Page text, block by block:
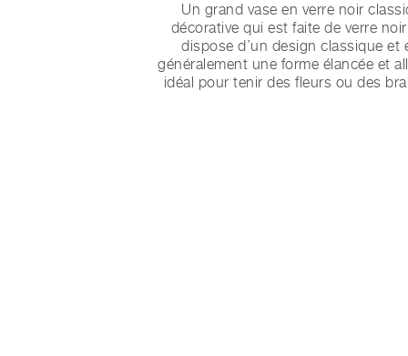
Un grand vase en verre noir
décorative qui est faite de verre
dispose d’un design classique et
généralement une forme élancée et
idéal pour tenir des fleurs ou des